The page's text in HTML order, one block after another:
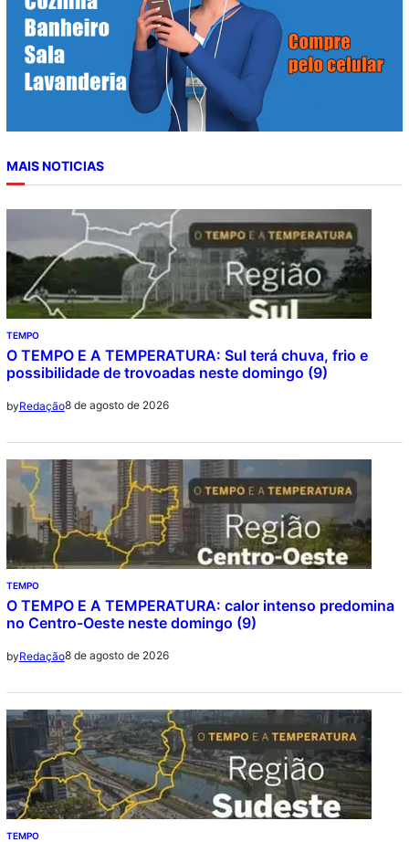
MAIS NOTICIAS
TEMPO
O TEMPO E A TEMPERATURA: Sul terá chuva, frio e
possibilidade de trovoadas neste domingo (9)
byRedação8 de agosto de 2026
TEMPO
O TEMPO E A TEMPERATURA: calor intenso predomina
no Centro-Oeste neste domingo (9)
byRedação8 de agosto de 2026
TEMPO